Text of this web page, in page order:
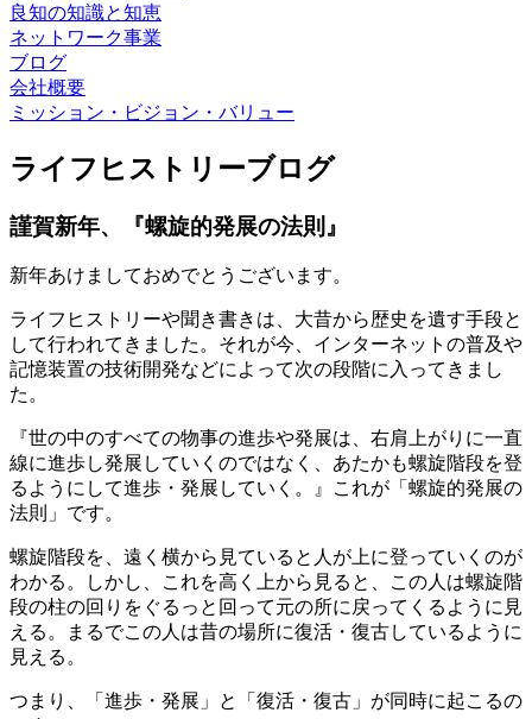
良知の知識と知恵
ネットワーク事業
ブログ
会社概要
ミッション・ビジョン・バリュー
ライフヒストリーブログ
謹賀新年、『螺旋的発展の法則』
新年あけましておめでとうございます。
ライフヒストリーや聞き書きは、大昔から歴史を遺す手段と
して行われてきました。それが今、インターネットの普及や
記憶装置の技術開発などによって次の段階に入ってきまし
た。
『世の中のすべての物事の進歩や発展は、右肩上がりに一直
線に進歩し発展していくのではなく、あたかも螺旋階段を登
るようにして進歩・発展していく。』これが「螺旋的発展の
法則」です。
螺旋階段を、遠く横から見ていると人が上に登っていくのが
わかる。しかし、これを高く上から見ると、この人は螺旋階
段の柱の回りをぐるっと回って元の所に戻ってくるように見
える。まるでこの人は昔の場所に復活・復古しているように
見える。
つまり、「進歩・発展」と「復活・復古」が同時に起こるの